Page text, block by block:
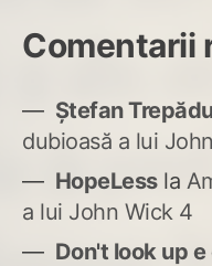
Comentarii
Ștefan
dubioasă a lui
HopeLessla
a lui John Wick 4
Don't look up